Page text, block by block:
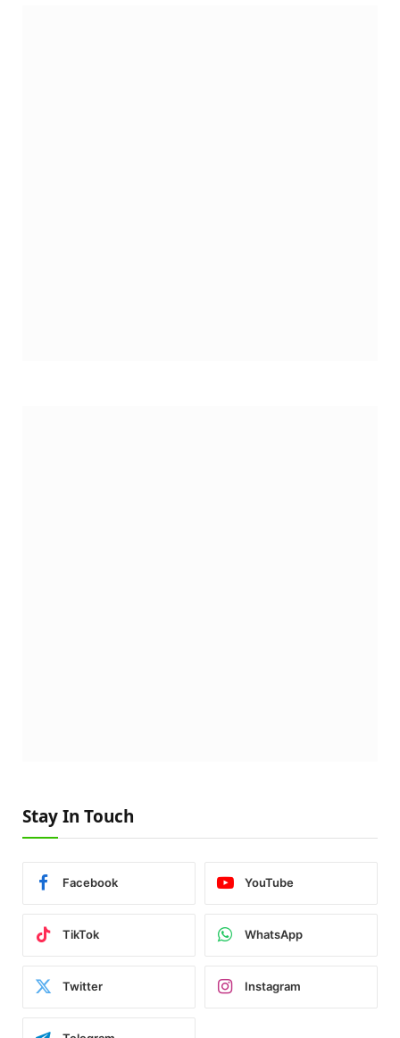
Stay In Touch
Facebook YouTube
TikTok WhatsApp
Twitter Instagram